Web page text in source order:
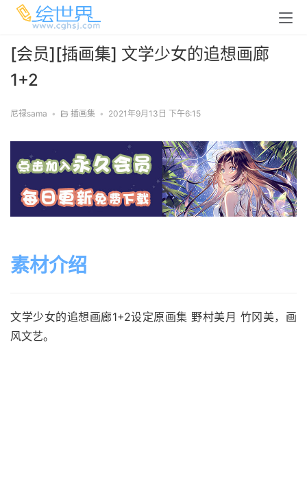
[会员][插画集] 文学少女的追想画廊
1+2
尼禄sama • 插画集 • 2021年9月13日 下午6:15
素材介绍
文学少女的追想画廊1+2设定原画集 野村美月 竹冈美，画
风文艺。